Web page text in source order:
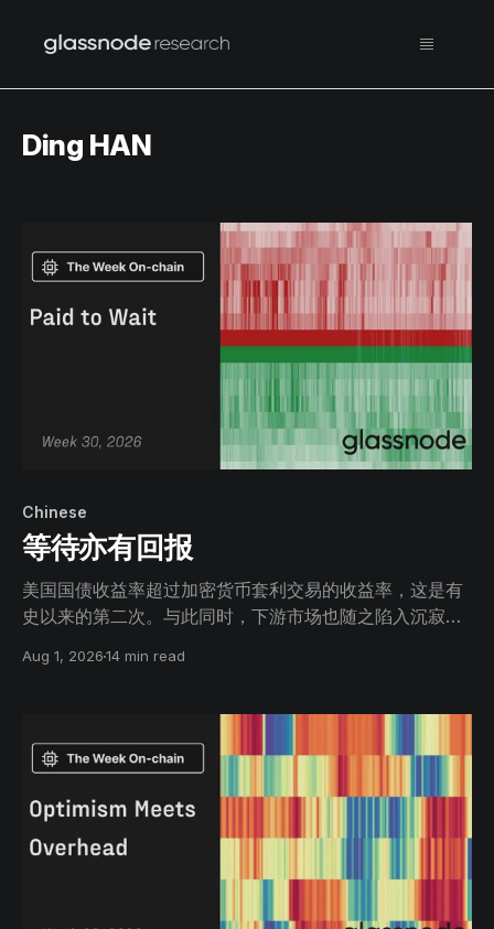
Ding HAN
Chinese
等待亦有回报
美国国债收益率超过加密货币套利交易的收益率，这是有
史以来的第二次。与此同时，下游市场也随之陷入沉寂：
平静，订单簿卖方一侧的挂单也明显变薄。本轮回撤幅度
Aug 1, 202614 min read